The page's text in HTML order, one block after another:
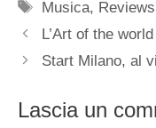
Tag
Musica, Reviews
L’Art of the
Start Milano, al
Lascia un